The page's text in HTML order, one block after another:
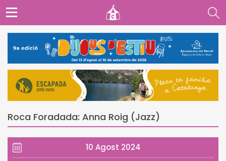
Roca Foradada: Anna Roig (Jazz)
10 Agost 2024